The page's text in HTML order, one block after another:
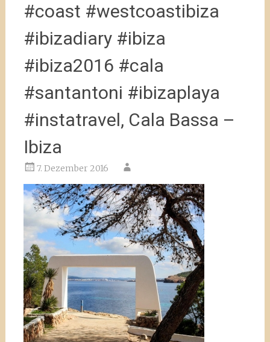
#coast #westcoastibiza
#ibizadiary #ibiza
#ibiza2016 #cala
#santantoni #ibizaplaya
#instatravel, Cala Bassa –
Ibiza
7. Dezember 2016